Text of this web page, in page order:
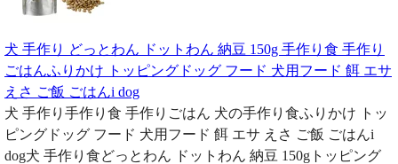
犬 手作り どっとわん ドットわん 納豆 150g 手作り食 手作り
ごはんふりかけ トッピングドッグ フード 犬用フード 餌 エサ
えさ ご飯 ごはんi dog
犬 手作り手作り食 手作りごはん 犬の手作り食ふりかけ トッ
ピングドッグ フード 犬用フード 餌 エサ えさ ご飯 ごはんi
dog犬 手作り食どっとわん ドットわん 納豆 150gトッピング